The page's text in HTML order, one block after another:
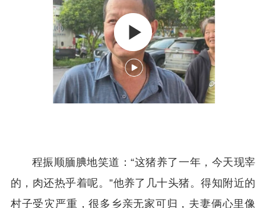
程振顺腼腆地笑道：“这猪养了一年，今天现宰
的，肉还热乎着呢。”他养了几十头猪。得知附近的
村子受灾严重，很多乡亲无家可归，夫妻俩心里像